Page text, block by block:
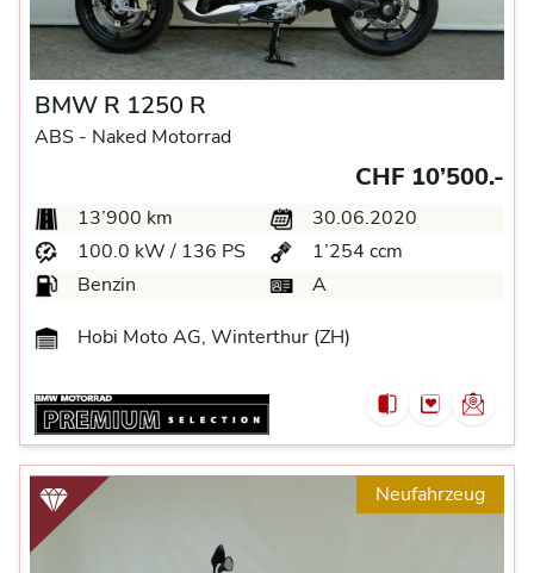
BMW R 1250 R
ABS - Naked Motorrad
CHF 10’500.-
13’900 km
30.06.2020
100.0 kW / 136 PS
1’254 ccm
Benzin
A
Hobi Moto AG, Winterthur (ZH)
Neufahrzeug